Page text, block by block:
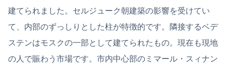
建てられました。セルジューク朝建築の影響を受けてい
て、内部のずっしりとした柱が特徴的です。隣接するベデ
ステンはモスクの一部として建てられたもの。現在も現地
の人で賑わう市場です。市内中心部のミマール・スィナン